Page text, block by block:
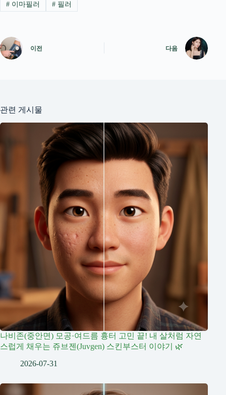
#이마필러 #필러
이전 다음
관련 게시물
나비존(중안면) 모공·여드름 흉터 고민 끝! 내 살처럼 자연
스럽게 채우는 쥬브젠(Juvgen) 스킨부스터 이야기 🌿
2026-07-31